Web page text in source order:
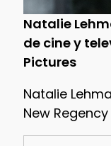
Natalie
de cine y
Pictures
Natalie
New